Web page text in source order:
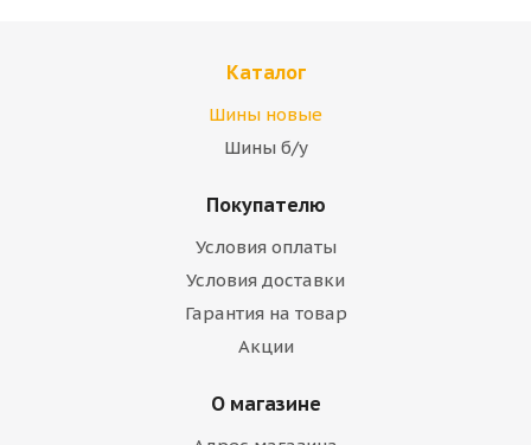
Каталог
Шины новые
Шины б/у
Покупателю
Условия оплаты
Условия доставки
Гарантия на товар
Акции
О магазине